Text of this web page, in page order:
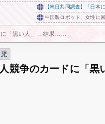
【韓日共同調査】「日
中国製ロボット、女性に
に「黒い人」→結果……
人競争のカードに「